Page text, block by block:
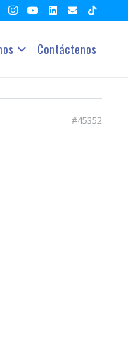
Contáctenos
#45352